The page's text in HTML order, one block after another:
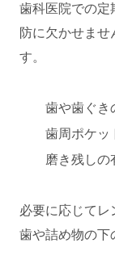
歯科医院での定
防に欠かせま
す。
歯や歯ぐき
歯周ポケッ
磨き残しの
必要に応じてレ
歯や詰め物の下